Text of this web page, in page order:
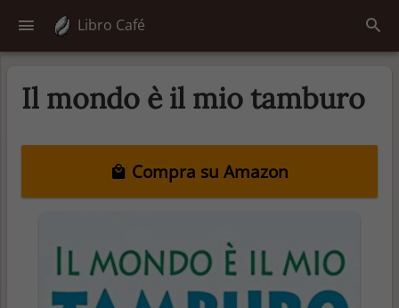
Libro Café
Il mondo è il mio tamburo
Compra su Amazon